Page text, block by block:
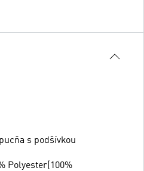
s podšívkou
Polyester(100%